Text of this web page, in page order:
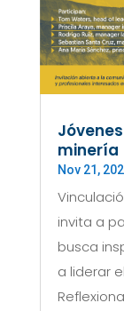
minería
Nov 21,
invita a
busca
a liderar